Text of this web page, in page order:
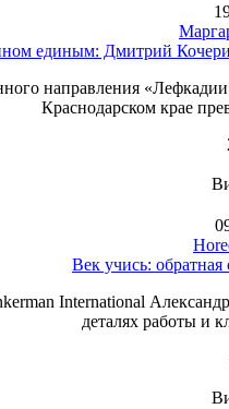
единым: Дмитрий
направления
Краснодарском крае
Век учись:
International
деталях работы и